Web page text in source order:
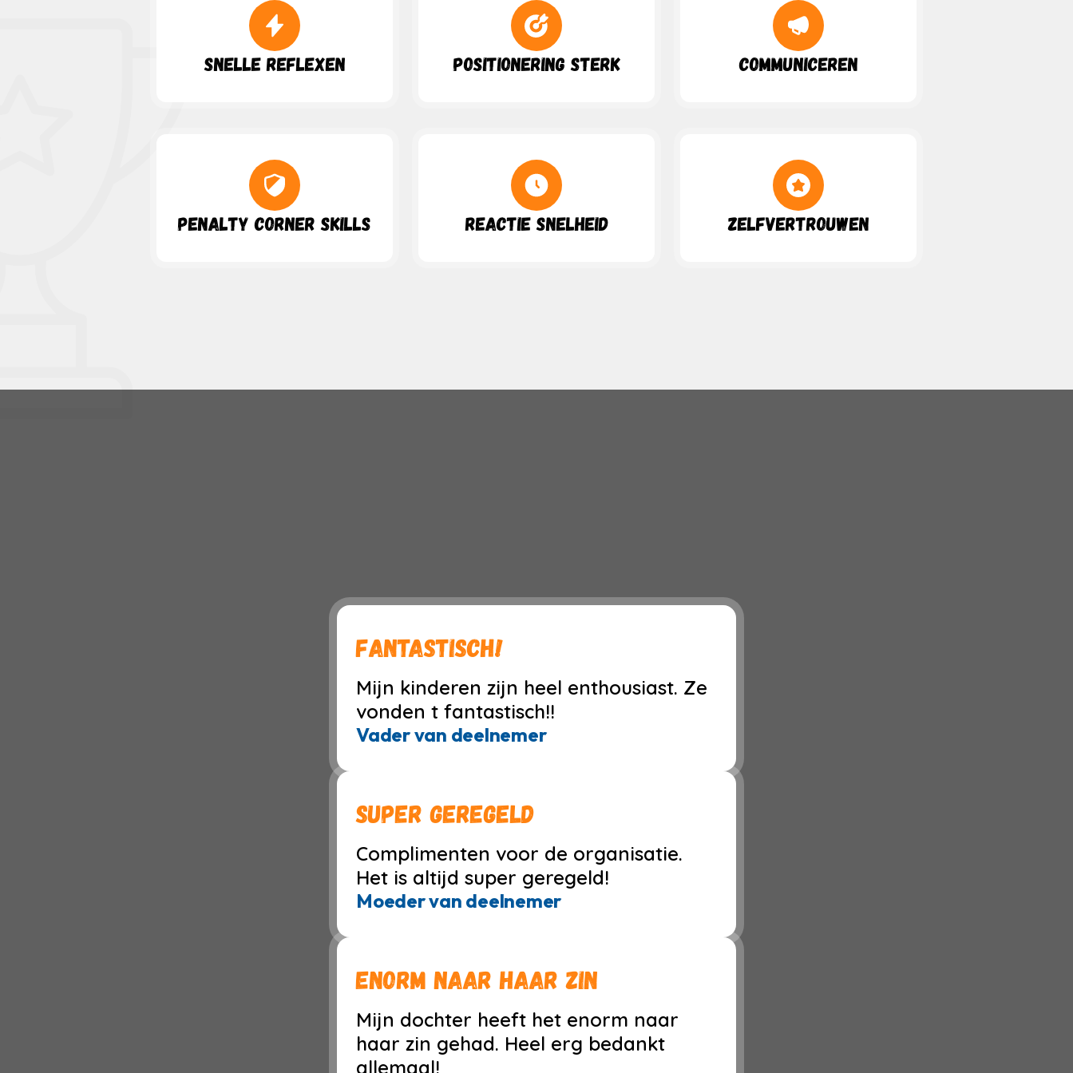
Snelle Reflexen Positionering Sterk Communiceren
Penalty Corner Skills Reactie Snelheid Zelfvertrouwen
Fantastisch!
Mijn kinderen zijn heel enthousiast. Ze
vonden t fantastisch!!
Vader van deelnemer
Super geregeld
Complimenten voor de organisatie.
Het is altijd super geregeld!
Moeder van deelnemer
Enorm naar haar zin
Mijn dochter heeft het enorm naar
haar zin gehad. Heel erg bedankt
allemaal!